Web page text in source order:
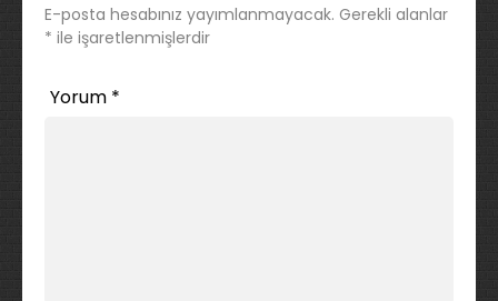
E-posta hesabınız yayımlanmayacak. Gerekli alanlar
* ile işaretlenmişlerdir
Yorum *